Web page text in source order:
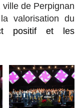
ville de Perpignan
valorisation du
positif et les